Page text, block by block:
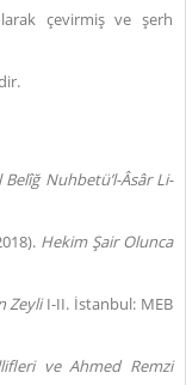
çevirmiş ve şerh
Belîğ Nuhbetü’l-Âsâr Li-
Hekim Şair Olunca
ZeyliI-II. İstanbul: MEB
ve Ahmed Remzi